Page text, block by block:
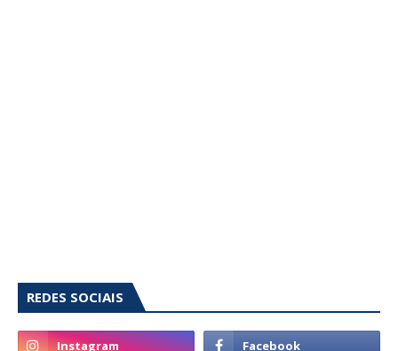
REDES SOCIAIS